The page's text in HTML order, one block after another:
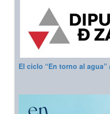
El ciclo “En torno al